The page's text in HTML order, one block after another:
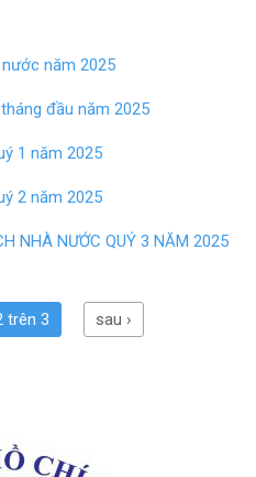
năm 2025
đầu năm 2025
1 năm 2025
2 năm 2025
NHÀ NƯỚC QUÝ 3 NĂM 2025
trên 3 sau ›